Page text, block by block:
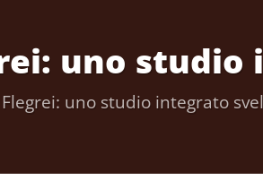
uno
uno studio integrato